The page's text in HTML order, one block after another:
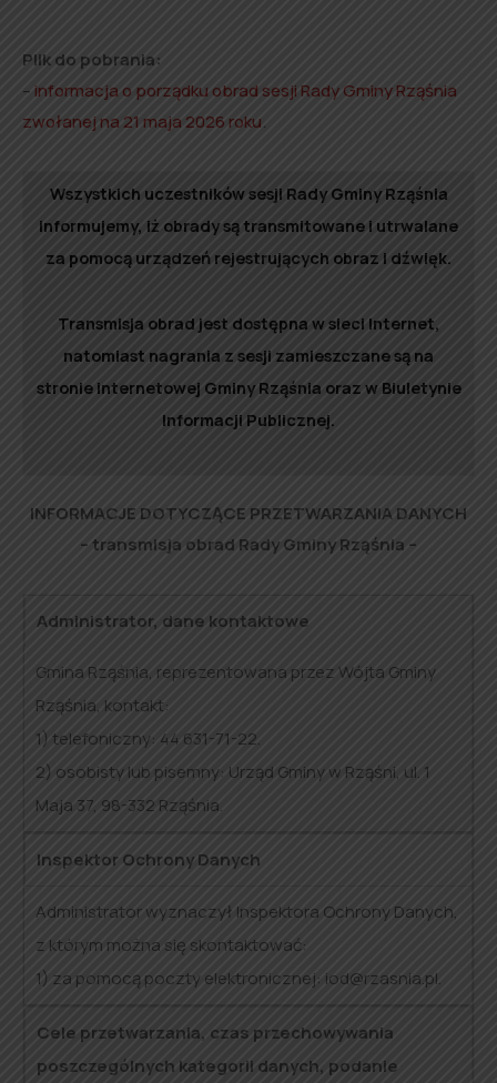
Plik do pobrania:
– informacja o porządku obrad sesji Rady Gminy Rząśnia
zwołanej na 21 maja 2026 roku.
Wszystkich uczestników sesji Rady Gminy Rząśnia
informujemy, iż obrady są transmitowane i utrwalane
za pomocą urządzeń rejestrujących obraz i dźwięk.
Transmisja obrad jest dostępna w sieci Internet,
natomiast nagrania z sesji zamieszczane są na
stronie internetowej Gminy Rząśnia oraz w Biuletynie
Informacji Publicznej.
INFORMACJE DOTYCZĄCE PRZETWARZANIA DANYCH
– transmisja obrad Rady Gminy Rząśnia –
Administrator, dane kontaktowe
Gmina Rząśnia, reprezentowana przez Wójta Gminy
Rząśnia, kontakt:
1) telefoniczny: 44 631-71-22.
2) osobisty lub pisemny: Urząd Gminy w Rząśni, ul. 1
Maja 37, 98-332 Rząśnia.
Inspektor Ochrony Danych
Administrator wyznaczył Inspektora Ochrony Danych,
z którym można się skontaktować:
1) za pomocą poczty elektronicznej: iod@rzasnia.pl.
Cele przetwarzania, czas przechowywania
poszczególnych kategorii danych, podanie